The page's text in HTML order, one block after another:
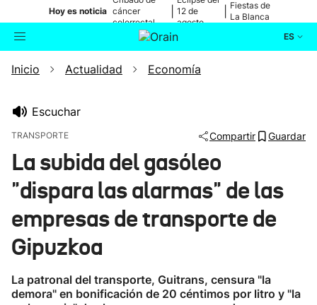
Hoy es noticia cáncer
colorrectal
12 de
agosto
Fiestas de
La Blanca
ES
Buscador Actualidad
Ikusmiran
Eguraldia
Inicio Actualidad Economía
Escuchar
TRANSPORTE Compartir Guardar
La subida del gasóleo
"dispara las alarmas" de las
empresas de transporte de
Gipuzkoa
La patronal del transporte, Guitrans, censura "la
demora" en bonificación de 20 céntimos por litro y "la